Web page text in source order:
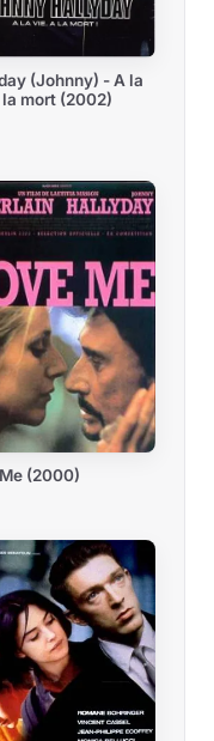
(Johnny) - A la
mort (2002)
(2000)